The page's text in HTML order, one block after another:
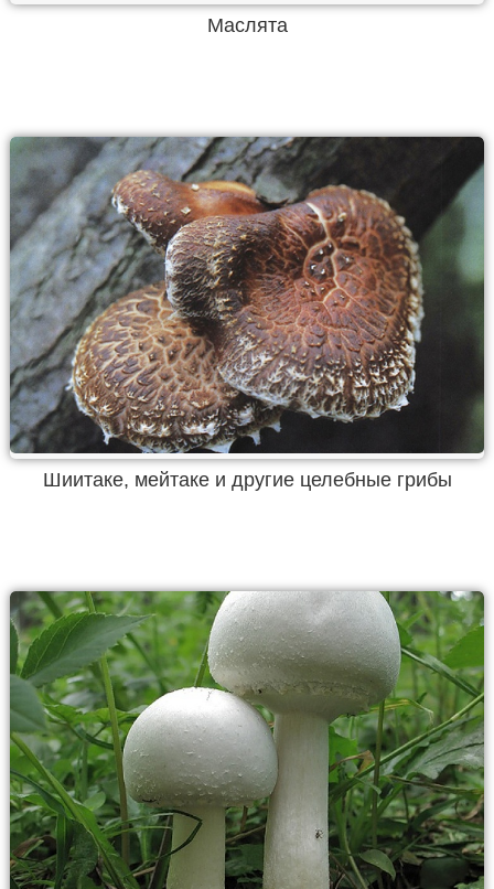
Маслята
Шиитаке, мейтаке и другие целебные грибы